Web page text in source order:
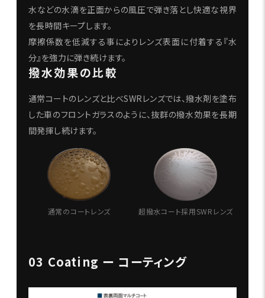
水などの水滴を正面からの風圧で弾き落とし快適な視界
を長時間キープします。
摩擦係数を低減する事によりレンズ表面に付着する『水
分』を強力に弾き続けます。
撥水効果の比較
通常コートのレンズと比べSWRレンズでは、撥水剤を塗布
した車のフロントガラスのように、抜群の撥水効果を長期
間発揮し続けます。
通常のコートレンズ 超撥水コート採用SWRレンズ
03 Coating ー コーティング